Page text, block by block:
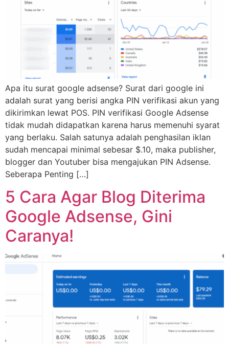
Apa itu surat google adsense? Surat dari google ini
adalah surat yang berisi angka PIN verifikasi akun yang
dikirimkan lewat POS. PIN verifikasi Google Adsense
tidak mudah didapatkan karena harus memenuhi syarat
yang berlaku. Salah satunya adalah penghasilan iklan
sudah mencapai minimal sebesar $.10, maka publisher,
blogger dan Youtuber bisa mengajukan PIN Adsense.
Seberapa Penting […]
5 Cara Agar Blog Diterima
Google Adsense, Gini
Caranya!